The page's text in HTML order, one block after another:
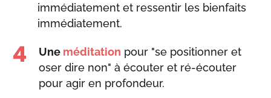
immédiatement et ressentir les bienfaits
immédiatement.
4 Une méditation pour "se positionner et
oser dire non" à écouter et ré-écouter
pour agir en profondeur.